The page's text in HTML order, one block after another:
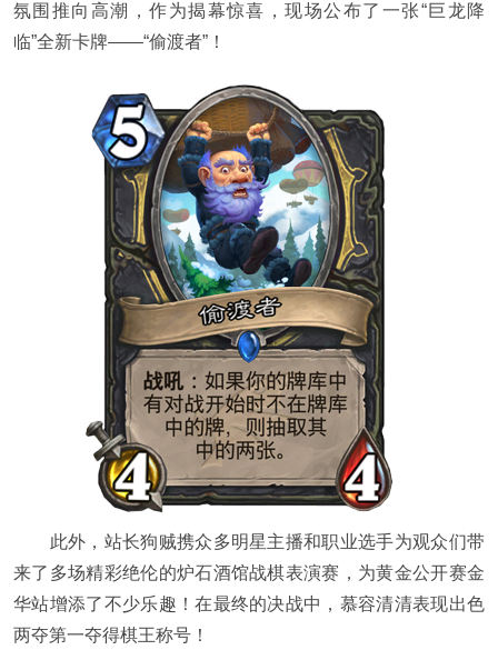
氛围推向高潮，作为揭幕惊喜，现场公布了一张“巨龙降
临”全新卡牌——“偷渡者”！
此外，站长狗贼携众多明星主播和职业选手为观众们带
来了多场精彩绝伦的炉石酒馆战棋表演赛，为黄金公开赛金
华站增添了不少乐趣！在最终的决战中，慕容清清表现出色
两夺第一夺得棋王称号！